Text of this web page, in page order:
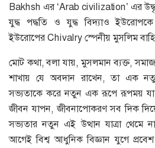
Bakhsh এর ‘Arab civilization’ এর
যুদ্ধ পদ্ধতি ও যুদ্ধ বিদ্যাও ইউরোপকে
ইউরোপের Chivalry স্পেনীয় মুসলিম
মোট কথা, বলা যায়, মুসলমান ব্যক্ত, সমাজ,
শাখায় যে অবদান রাখেন, তা এক
সভ্যতাকে করে নতুন এক রূপে রূপময় যা
জীবন যাপন, জীবনাপোকরণ সব দিক
সভ্যতার নতুন এই উত্থান যাত্রা
আগেই বিশ্ব আধুনিক বিজ্ঞান যুগে